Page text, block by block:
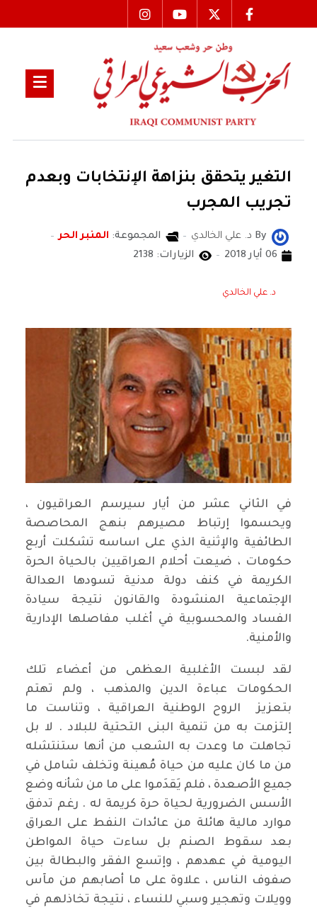
التغير يتحقق بنزاهة الإنتخابات وبعدم
تجريب المجرب
By د. علي الخالدي المجموعة: المنبر الحر
06 أيار 2018
الزيارات: 2138
د. علي الخالدي
في الثاني عشر من أيار سيرسم العراقيون ،
ويحسموا إرتباط مصيرهم بنهج المحاصصة
الطائفية والإثنية الذي على اساسه تشكلت أربع
حكومات ، ضيعت أحلام العراقيين بالحياة الحرة
الكريمة في كنف دولة مدنية تسودها العدالة
الإجتماعية المنشودة والقانون نتيجة سيادة
الفساد والمحسوبية في أغلب مفاصلها الإدارية
والأمنية.
لقد لبست الأغلبية العظمى من أعضاء تلك
الحكومات عباءة الدين والمذهب ، ولم تهتم
بتعزيز الروح الوطنية العراقية ، وتناست ما
إلتزمت به من تنمية البنى التحتية للبلاد . لا بل
تجاهلت ما وعدت به الشعب من أنها ستنتشله
من ما كان عليه من حياة مُهينة وتخلف شامل في
جميع الأصعدة ، فلم يَقدَموا على ما من شأنه وضع
الأسس الضرورية لحياة حرة كريمة له . رغم تدفق
موارد مالية هائلة من عائدات النفط على العراق
بعد سقوط الصنم بل ساءت حياة المواطن
اليومية في عهدهم ، وإتسع الفقر والبطالة بين
صفوف الناس ، علاوة على ما أصابهم من مآس
وويلات وتهجير وسبي للنساء ، نتيجة تخاذلهم في